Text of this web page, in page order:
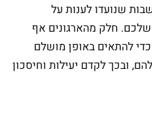
שנועדו לענות על
חלק מהארגונים אף
להתאים באופן מושלם
ובכך לקדם יעילות וחיסכון